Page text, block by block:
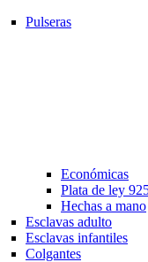
Pulseras
Económicas
Plata de ley
Hechas a mano
Esclavas adulto
Esclavas infantiles
Colgantes